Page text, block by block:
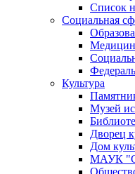
Список
Социальная
Культура
Музей
Дворец
Дом
МАУК